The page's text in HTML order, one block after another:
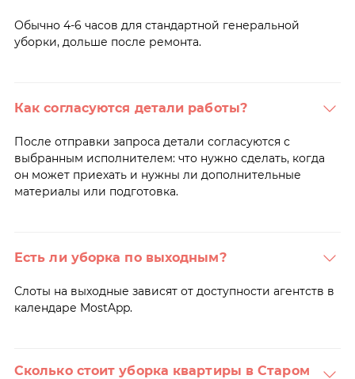
Обычно 4-6 часов для стандартной генеральной
уборки, дольше после ремонта.
Как согласуются детали работы?
После отправки запроса детали согласуются с
выбранным исполнителем: что нужно сделать, когда
он может приехать и нужны ли дополнительные
материалы или подготовка.
Есть ли уборка по выходным?
Слоты на выходные зависят от доступности агентств в
календаре MostApp.
Сколько стоит уборка квартиры в Старом